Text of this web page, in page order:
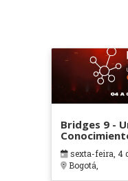
Bridges 9 -
sexta-feira, 4
Bogotá,